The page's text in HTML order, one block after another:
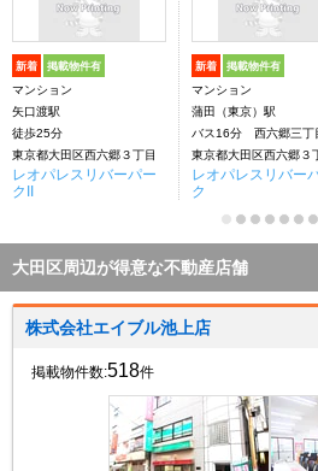
新着 掲載物件有
マンション
矢口渡駅
徒歩25分
東京都大田区西六郷３丁目
レオパレスリバーパー
クII
新着 掲載物件有
マンション
蒲田（東京）駅
バス16分 西六郷三丁目下車：停歩3
東京都大田区西六郷３
レオパレスリバー
ク
大田区周辺が得意な不動産店舗
株式会社エイブル池上店
掲載物件数:518件